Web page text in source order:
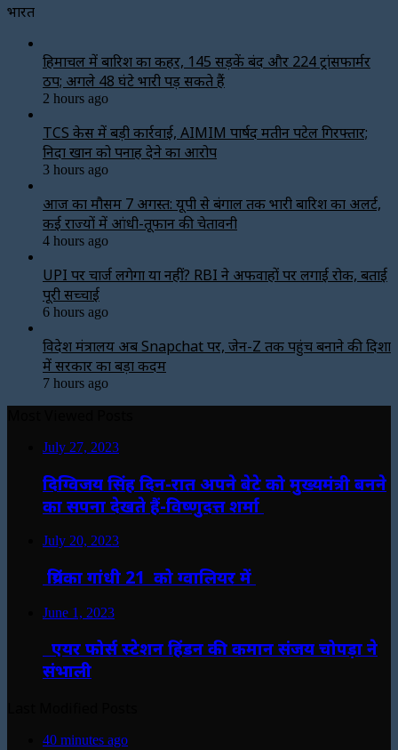
भारत
हिमाचल में बारिश का कहर, 145 सड़कें बंद और 224 ट्रांसफार्मर
ठप; अगले 48 घंटे भारी पड़ सकते हैं
2 hours ago
TCS केस में बड़ी कार्रवाई, AIMIM पार्षद मतीन पटेल गिरफ्तार;
निदा खान को पनाह देने का आरोप
3 hours ago
आज का मौसम 7 अगस्त: यूपी से बंगाल तक भारी बारिश का अलर्ट,
कई राज्यों में आंधी-तूफान की चेतावनी
4 hours ago
UPI पर चार्ज लगेगा या नहीं? RBI ने अफवाहों पर लगाई रोक, बताई
पूरी सच्चाई
6 hours ago
विदेश मंत्रालय अब Snapchat पर, जेन-Z तक पहुंच बनाने की दिशा
में सरकार का बड़ा कदम
7 hours ago
July 27, 2023
दिग्विजय सिंह दिन-रात अपने बेटे को मुख्यमंत्री बनने
का सपना देखते हैं-विष्णुदत्त शर्मा
July 20, 2023
प्रियंका गांधी 21 को ग्वालियर में
June 1, 2023
एयर फोर्स स्टेशन हिंडन की कमान संजय चोपड़ा ने
संभाली
40 minutes ago